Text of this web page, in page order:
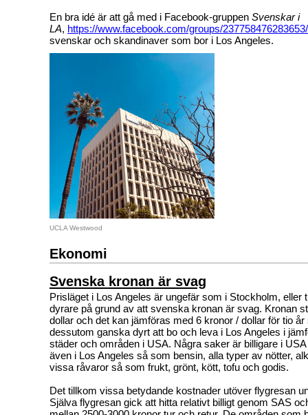
En bra idé är att gå med i Facebook-gruppen Svenskar i
LA, https://www.facebook.com/groups/237758476283653/
svenskar och skandinaver som bor i Los Angeles.
UCLA Westwood
Ekonomi
Svenska kronan är svag
Prisläget i Los Angeles är ungefär som i Stockholm, eller
dyrare på grund av att svenska kronan är svag. Kronan
dollar och det kan jämföras med 6 kronor / dollar för tio år
dessutom ganska dyrt att bo och leva i Los Angeles i
städer och områden i USA. Några saker är billigare i
även i Los Angeles så som bensin, alla typer av nötter,
vissa råvaror så som frukt, grönt, kött, tofu och godis.
Det tillkom vissa betydande kostnader utöver flygresan
Själva flygresan gick att hitta relativt billigt genom SAS